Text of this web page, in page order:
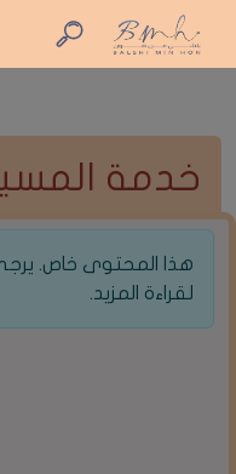
خدمة
هذا المحتوى خاص.
لقراءة المزيد.